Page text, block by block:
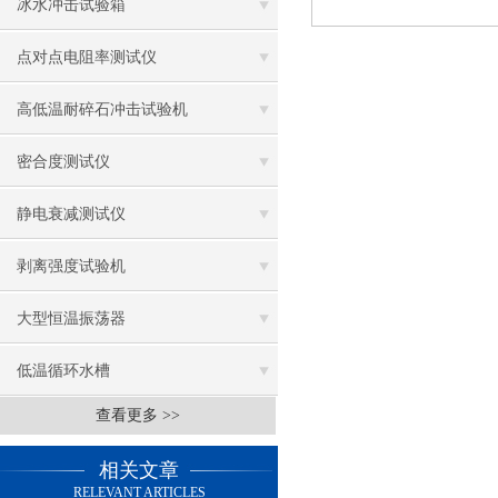
冰水冲击试验箱
点对点电阻率测试仪
高低温耐碎石冲击试验机
密合度测试仪
静电衰减测试仪
剥离强度试验机
大型恒温振荡器
低温循环水槽
低温振荡水槽
电热鼓风干燥箱
查看更多 >>
相关文章
RELEVANT ARTICLES